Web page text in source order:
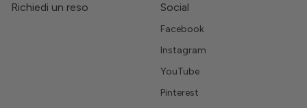
Richiedi un reso Social
Facebook
Instagram
YouTube
Pinterest